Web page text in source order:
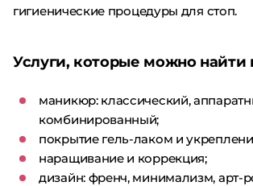
гигиенические процедуры для стоп.
Услуги, которые можно найти
маникюр: классический,
комбинированный;
покрытие гель-лаком и
наращивание и коррекция;
дизайн: френч, минимализм, арт-